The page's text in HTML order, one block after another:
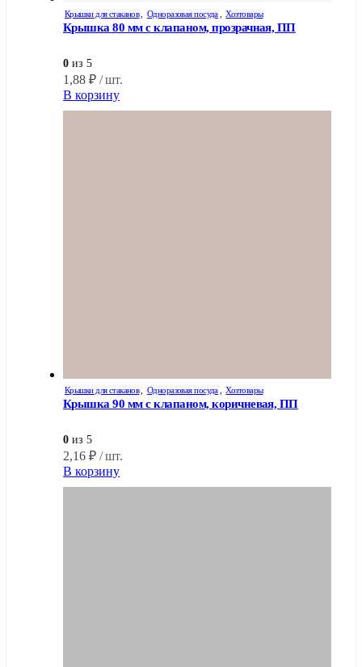
Крышки для стаканов Одноразовая посуда Хозтовары
Крышка 80 мм с клапаном, прозрачная, ПП
0 из 5
1,88 ₽ / шт.
В корзину
Крышки для стаканов Одноразовая посуда Хозтовары
Крышка 90 мм с клапаном, коричневая, ПП
0 из 5
2,16 ₽ / шт.
В корзину